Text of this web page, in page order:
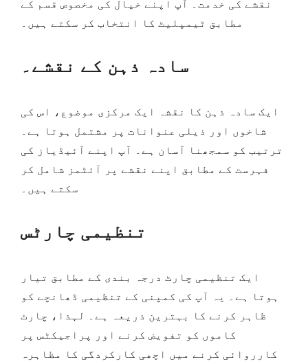
نقشے کی خدمت۔ آپ اپنے خیال کی مخصوص قسم کے
مطابق ٹیمپلیٹ کا انتخاب کر سکتے ہیں۔
سادہ ذہن کے نقشے۔
ایک سادہ ذہن کا نقشہ ایک مرکزی موضوع، اس کی
شاخوں اور ذیلی عنوانات پر مشتمل ہوتا ہے۔
ترتیب کو سمجھنا آسان ہے۔ آپ اپنے آئیڈیاز کی
فہرست کے مطابق اپنے نقشے پر آئٹمز شامل کر
سکتے ہیں۔
تنظیمی چارٹس
ایک تنظیمی چارٹ درجہ بندی کے مطابق تیار
ہوتا ہے۔ یہ آپ کی کمپنی کے تنظیمی ڈھانچے کو
ظاہر کرنے کا بہترین ذریعہ ہے۔ لہذا، چارٹ
کاموں کو تفویض کرنے اور پراجیکٹس پر
کارروائی کرنے میں اچھی کارکردگی کا مظاہرہ